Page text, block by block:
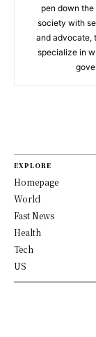
pen down
society with
and advocate,
specialize in
EXPLORE
Homepage
World
Fast News
Health
Tech
US